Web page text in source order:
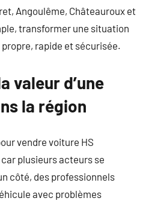
Angoulême, Châteauroux et
transformer une situation
rapide et sécurisée.
valeur d’une
la région
vendre voiture HS
plusieurs acteurs se
côté, des professionnels
avec problèmes